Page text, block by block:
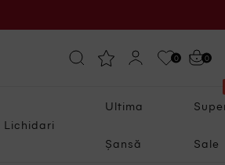
0 0
Lichidari
Ultima
Șansă Sale